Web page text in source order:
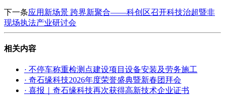
下一条应用新场景 跨界新聚合——科创区召开科技治超暨非
现场执法产业研讨会
相关内容
· 不停车称重检测点建设项目设备安装及劳务施工
· 奇石缘科技2026年度荣誉盛典暨新春团拜会
· 喜报｜奇石缘科技再次获得高新技术企业证书